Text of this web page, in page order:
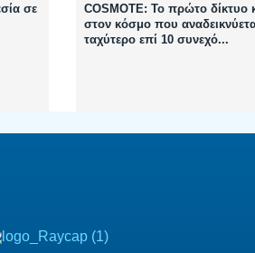
σε
COSMOTE: Το πρώτο δίκτυο
στον κόσμο που
ταχύτερο επί 10 συνεχό...